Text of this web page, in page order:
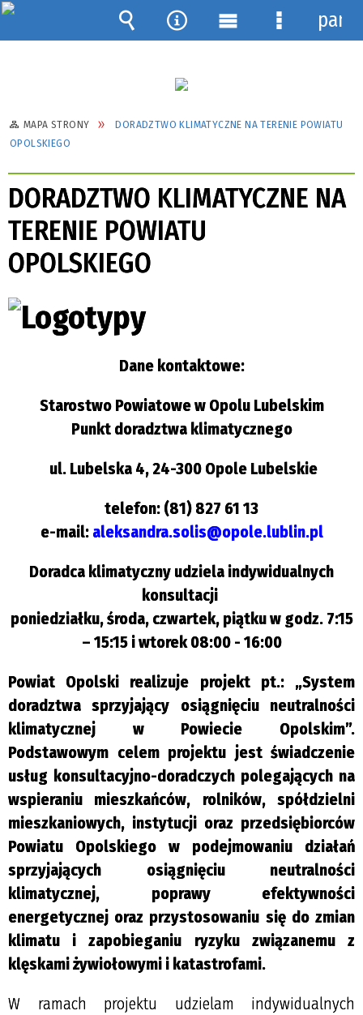
MAPA STRONY
DORADZTWO KLIMATYCZNE NA TERENIE POWIATU
OPOLSKIEGO
DORADZTWO KLIMATYCZNE NA
TERENIE POWIATU
OPOLSKIEGO
Dane kontaktowe:
Starostwo Powiatowe w Opolu Lubelskim
Punkt doradztwa klimatycznego
ul. Lubelska 4, 24-300 Opole Lubelskie
telefon: (81) 827 61 13
e-mail: aleksandra.solis@opole.lublin.pl
Doradca klimatyczny udziela indywidualnych
konsultacji
poniedziałku, środa, czwartek, piątku w godz. 7:15
– 15:15 i wtorek 08:00 - 16:00
Powiat Opolski realizuje projekt pt.: „System
doradztwa sprzyjający osiągnięciu neutralności
klimatycznej w Powiecie Opolskim”.
Podstawowym celem projektu jest świadczenie
usług konsultacyjno-doradczych polegających na
wspieraniu mieszkańców, rolników, spółdzielni
mieszkaniowych, instytucji oraz przedsiębiorców
Powiatu Opolskiego w podejmowaniu działań
sprzyjających osiągnięciu neutralności
klimatycznej, poprawy efektywności
energetycznej oraz przystosowaniu się do zmian
klimatu i zapobieganiu ryzyku związanemu z
klęskami żywiołowymi i katastrofami.
W ramach projektu udzielam indywidualnych
Wyszukiwarka
Narzędzia
Menu Menu
panel